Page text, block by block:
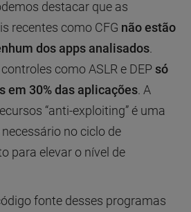
destacar que as
recentes como CFG não estão
dos apps analisados
como ASLR e DEPsó
em 30% das aplicações . A
“anti-exploiting” é uma
no ciclo de
para elevar o nível de
fonte desses programas